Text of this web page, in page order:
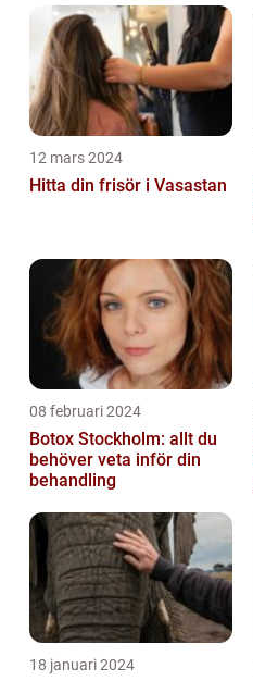
12 mars 2024
Hitta din frisör i Vasastan
08 februari 2024
Botox Stockholm: allt du
behöver veta inför din
behandling
18 januari 2024